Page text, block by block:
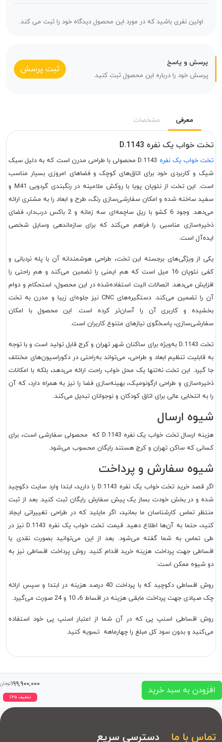
اولین نفری باشید که در مورد این محصول دیدگاه خود را ثبت می کند.
پرسش و پاسخ
پرسش خود را درباره این محصول ثبت کنید.
ثبت پرسش
معرفی مشخصات
تخت خواب یک نفره D.1143
تخت خواب یک نفره
D.1143 محصولی با طراحی مدرن است که به دلیل سبک
شیک و کاربردی خود برای اتاق‌های کوچک و فضاهای امروزی بسیار مناسب
است. این تخت از نئوپان پویا با روکش ملامینه در رنگبندی گردویی M41 و
سفید ساخته شده و امکان سفارشی‌سازی رنگ، طرح و ابعاد را به مشتری ارائه
می‌دهد. وجود 6 کشو با ریل ساچمه‌ای سه زمانه و 2 باکس درب‌دار، فضای
ذخیره‌سازی مناسبی را فراهم می‌کند که برای سازماندهی وسایل شخصی
ایده‌آل است.
یکی از ویژگی‌های برجسته این تخت، طراحی هوشمندانه آن با پله نردبانی و
کفی نئوپان 16 میل است که هم ایمنی را تضمین می‌کند و هم راحتی را
افزایش می‌دهد. اتصالات الیت استفاده‌شده در این محصول، استحکام و دوام
آن را تضمین می‌کند. دستگیره‌های CNC نیز جلوه‌ای زیبا و مدرن به تخت
بخشیده و کاربری آن را آسان‌تر کرده است. این محصول با امکان
سفارشی‌سازی، پاسخگوی نیازهای متنوع کاربران است.
تخت D.1143 به‌ویژه برای ساکنان شهر تهران و کرج قابل تولید است و با توجه
به قابلیت تنظیم ابعاد و طراحی، می‌تواند به‌راحتی در دکوراسیون‌های مختلف
جا گیرد. این تخت نه‌تنها یک محل خواب راحت ارائه می‌دهد، بلکه با امکانات
ذخیره‌سازی و طراحی ارگونومیک، بهینه‌سازی فضا را نیز به همراه دارد، که آن
را به انتخابی عالی برای اتاق کودکان و نوجوانان تبدیل می‌کند.
شیوه ارسال
هزینه ارسال تخت خواب یک نفره D.1143 که محصولی سفارشی است، برای
کسانی که ساکن تهران و کرج هستند رایگان محسوب می‌شود.
شیوه سفارش و پرداخت
اگر قصد خرید تخت خواب یک نفره D.1143 را دارید، ابتدا وارد سایت دکوچید
شده و در بخش خودت بساز یک پیش سفارش رایگان ثبت کنید. بعد از ثبت
منتظر تماس کارشناسان ما بمانید، اگر مایلید که در طراحی تغییراتی ایجاد
کنید، حتما به آن‌ها اطلاع دهید. قیمت تخت خواب یک نفره D.1143 نیز در
طی تماس به شما گفته می‌شود. بعد از این می‌توانید بصورت نقدی یا
اقساطی جهت پرداخت هزینه خرید اقدام کنید. روش پرداخت اقساطی نیز به
دو شیوه ممکن است:
روش اقساطی دکوچید که با پرداخت 40 درصد هزینه در ابتدا و سپس ارائه
چک صیادی جهت پرداخت مابقی هزینه در اقساط 6، 10 و 24 صورت می‌گیرد.
روش اقساطی اسنپ پی که در آن شما از اعتبار اسنپ پی خود استفاده
می‌کنید و بدون سود کل مبلغ را چهارماهه تسویه کنید.
افزودن به سبد خرید
۱۹۹,۹۰۰,۰۰۰تومان
تخفیف۲۵٪
تماس با ما دسترسی سریع